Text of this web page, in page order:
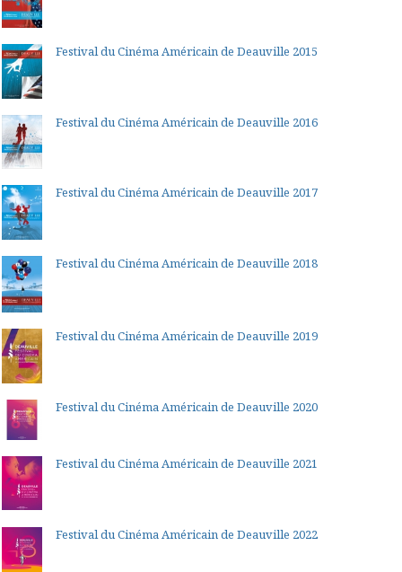
Festival du Cinéma Américain de Deauville 2015
Festival du Cinéma Américain de Deauville 2016
Festival du Cinéma Américain de Deauville 2017
Festival du Cinéma Américain de Deauville 2018
Festival du Cinéma Américain de Deauville 2019
Festival du Cinéma Américain de Deauville 2020
Festival du Cinéma Américain de Deauville 2021
Festival du Cinéma Américain de Deauville 2022